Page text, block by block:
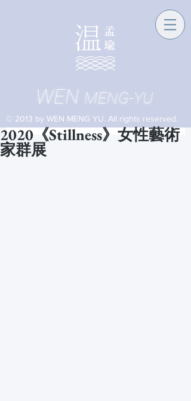
WEN MENG-YU
© 2013 by WEN MENG YU. All rights reserved.
2020《Stillness》⼥性藝術
家群展